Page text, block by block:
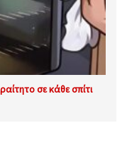
σε κάθε σπίτι